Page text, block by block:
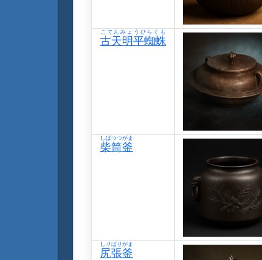
古天明平蜘蛛
こてんみょうひらぐも
柴筒釜
しばつつがま
尻張釜
しりばりがま